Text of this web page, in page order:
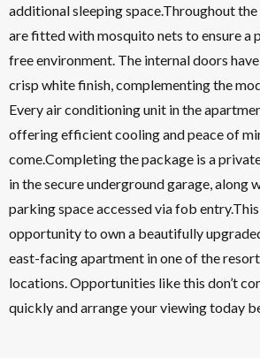
additional sleeping space.Throughout
are fitted with mosquito nets to ensure a
free environment. The internal doors
crisp white finish, complementing the
Every air conditioning unit in the
offering efficient cooling and peace of
come.Completing the package is a
in the secure underground garage, along
parking space accessed via fob
opportunity to own a beautifully
east-facing apartment in one of the
locations. Opportunities like this don’t
quickly and arrange your viewing today